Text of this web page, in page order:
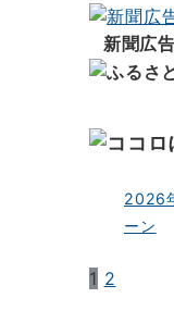
新聞広
2026
ーン
1 2